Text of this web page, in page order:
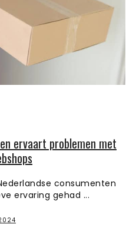
ervaart problemen met
consumenten
ervaring gehad ...